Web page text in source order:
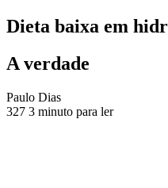
Dieta baixa em
A verdade
Paulo DiasSend
an
327 3 minuto para ler